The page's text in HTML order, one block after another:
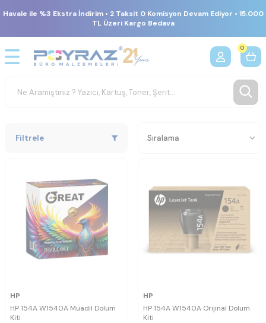
Havale ile %3 Ekstra İndirim • 2 Taksit 0 Komisyon Devam Ediyor • 15.000
TL Üzeri Kargo Bedava
0
Filtrele
HP
HP 154A W1540A Muadil Dolum
Kiti
HP
HP 154A W1540A Orijinal Dolum
Kiti